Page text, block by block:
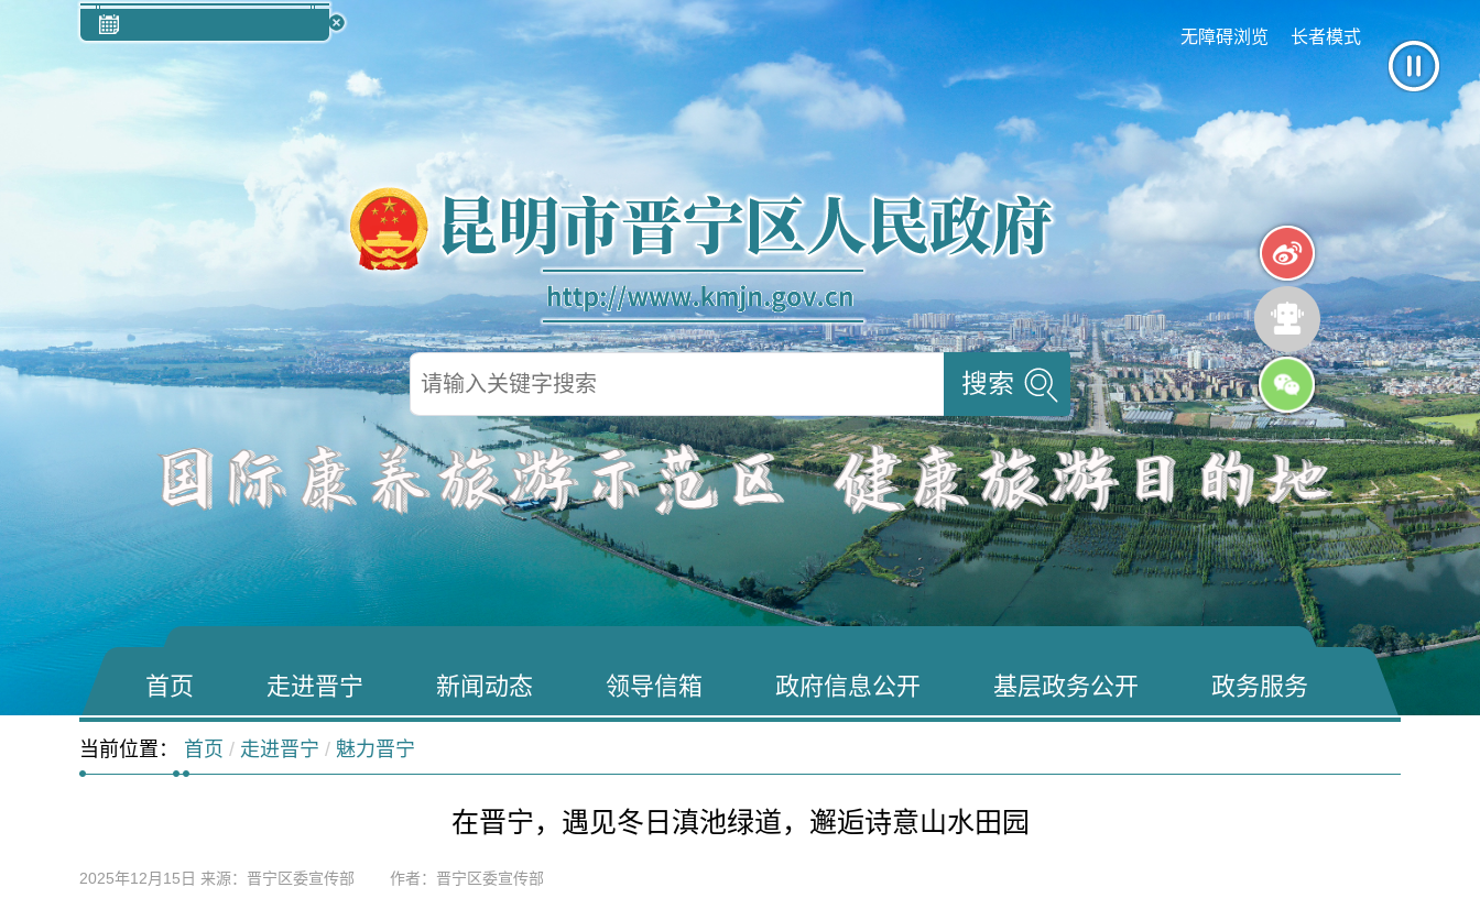
无障碍浏览 长者模式
首页 走进晋宁 新闻动态 领导信箱 政府信息公开 基层政务公开 政务服务
当前位置： 首页 / 走进晋宁 / 魅力晋宁
在晋宁，遇见冬日滇池绿道，邂逅诗意山水田园
2025年12月15日 来源：晋宁区委宣传部 作者：晋宁区委宣传部